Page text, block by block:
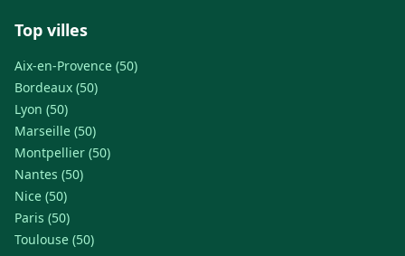
Top villes
Aix-en-Provence (50)
Bordeaux (50)
Lyon (50)
Marseille (50)
Montpellier (50)
Nantes (50)
Nice (50)
Paris (50)
Toulouse (50)